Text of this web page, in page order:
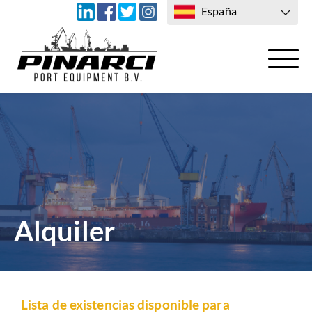
España
TRANSPORTE
CONTACTO CON NOSOTROS
Alquiler
Lista de existencias disponible para